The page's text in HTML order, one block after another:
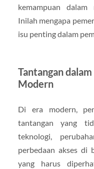
kemampuan dalam
Inilah mengapa
isu penting dalam
Tantangan
Modern
Di era modern,
tantangan yang
teknologi,
perbedaan akses di
yang harus